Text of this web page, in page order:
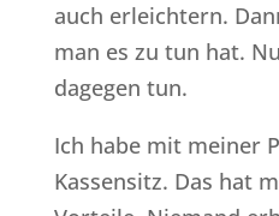
auch erleichtern.
man es zu tun hat.
dagegen tun.
Ich habe mit meiner
Kassensitz. Das hat